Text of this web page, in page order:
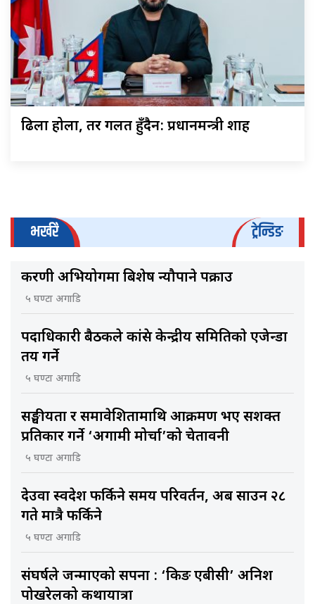
ढिला होला, तर गलत हुँदैन: प्रधानमन्त्री शाह
भर्खरै ट्रेन्डिङ
करणी अभियोगमा बिशेष न्यौपाने पक्राउ
५ घण्टा अगाडि
पदाधिकारी बैठकले कांग्रेस केन्द्रीय समितिकाे एजेन्डा
तय गर्ने
५ घण्टा अगाडि
सङ्घीयता र समावेशितामाथि आक्रमण भए सशक्त
प्रतिकार गर्ने ‘अग्रगामी मोर्चा’को चेतावनी
५ घण्टा अगाडि
देउवा स्वदेश फर्किने समय परिवर्तन, अब साउन २८
गते मात्रै फर्किने
५ घण्टा अगाडि
संघर्षले जन्माएको सपना : ‘किङ एबीसी’ अनिश
पोखरेलको कथायात्रा